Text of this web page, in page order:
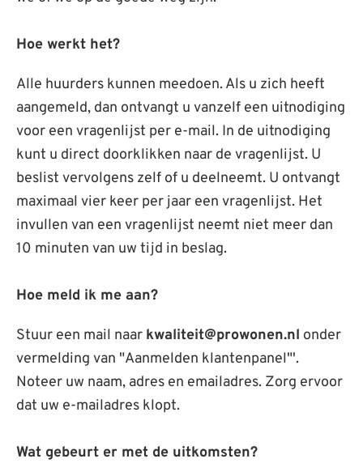
Hoe werkt het?
Alle huurders kunnen meedoen. Als u zich heeft
aangemeld, dan ontvangt u vanzelf een uitnodiging
voor een vragenlijst per e-mail. In de uitnodiging
kunt u direct doorklikken naar de vragenlijst. U
beslist vervolgens zelf of u deelneemt. U ontvangt
maximaal vier keer per jaar een vragenlijst. Het
invullen van een vragenlijst neemt niet meer dan
10 minuten van uw tijd in beslag.
Hoe meld ik me aan?
Stuur een mail naar kwaliteit@prowonen.nl onder
vermelding van "Aanmelden klantenpanel"'.
Noteer uw naam, adres en emailadres. Zorg ervoor
dat uw e-mailadres klopt.
Wat gebeurt er met de uitkomsten?